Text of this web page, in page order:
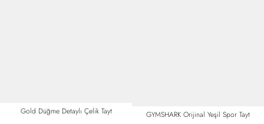
Gold Düğme Detaylı Çelik Tayt
GYMSHARK Orijinal Yeşil Spor Tayt